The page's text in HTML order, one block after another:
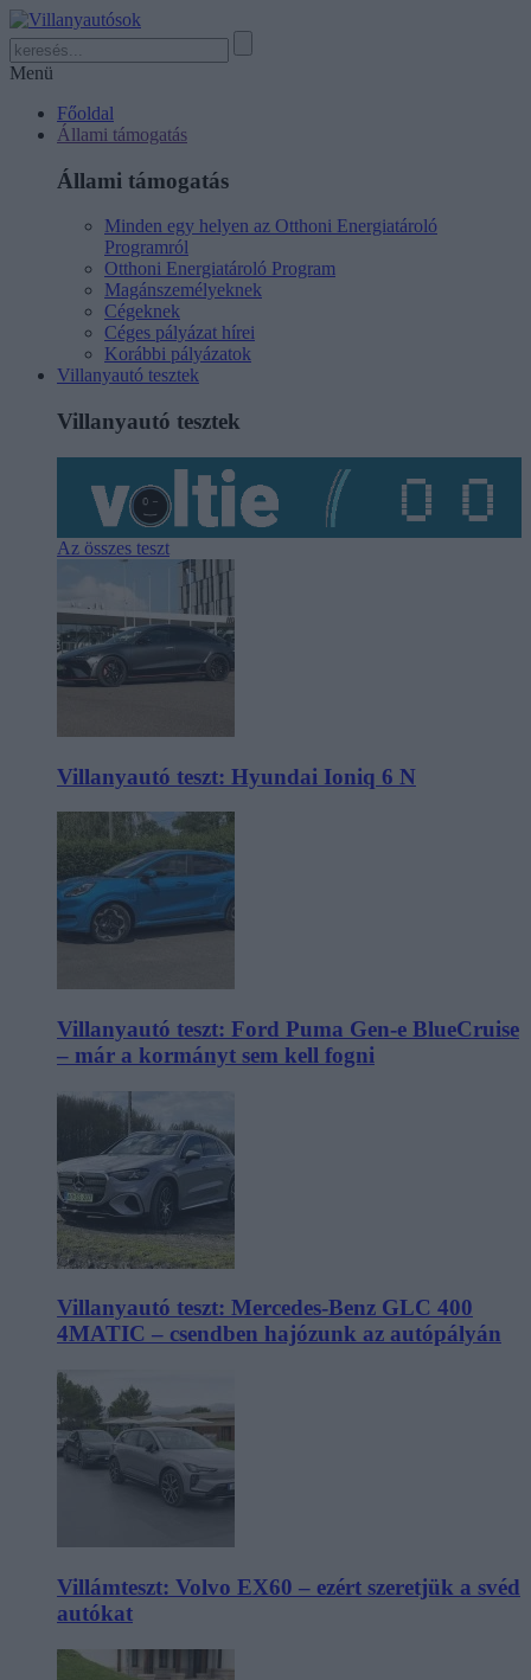
Menü
Főoldal
Állami támogatás
Állami támogatás
Minden egy helyen az Otthoni Energiatároló
Programról
Otthoni Energiatároló Program
Magánszemélyeknek
Cégeknek
Céges pályázat hírei
Korábbi pályázatok
Villanyautó tesztek
Villanyautó tesztek
Az összes teszt
Villanyautó teszt: Hyundai Ioniq 6 N
Villanyautó teszt: Ford Puma Gen-e BlueCruise
– már a kormányt sem kell fogni
Villanyautó teszt: Mercedes-Benz GLC 400
4MATIC – csendben hajózunk az autópályán
Villámteszt: Volvo EX60 – ezért szeretjük a svéd
autókat